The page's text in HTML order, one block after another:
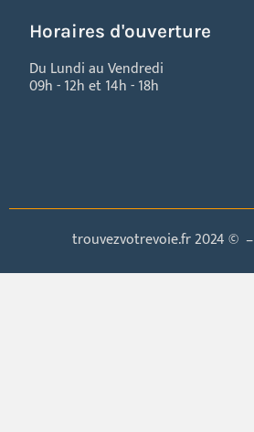
Horaires d'ouverture
Du Lundi au Vendredi
09h - 12h et 14h - 18h
trouvezvotrevoie.fr 2024 © –